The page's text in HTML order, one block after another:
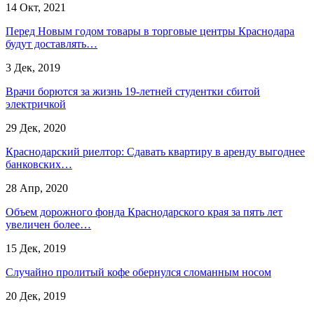
14 Окт, 2021
Перед Новым годом товары в торговые центры Краснодара
будут доставлять…
3 Дек, 2019
Врачи борются за жизнь 19-летней студентки сбитой
электричкой
29 Дек, 2020
Краснодарский риелтор: Сдавать квартиру в аренду выгоднее
банковских…
28 Апр, 2020
Объем дорожного фонда Краснодарского края за пять лет
увеличен более…
15 Дек, 2019
Случайно пролитый кофе обернулся сломанным носом
20 Дек, 2019